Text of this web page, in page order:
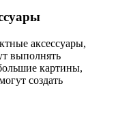
аксессуары,
выполнять
картины,
создать